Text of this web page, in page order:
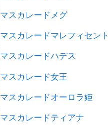
マスカレードメグ
マスカレードマレフィセント
マスカレードハデス
マスカレード女王
マスカレードオーロラ姫
マスカレードティアナ